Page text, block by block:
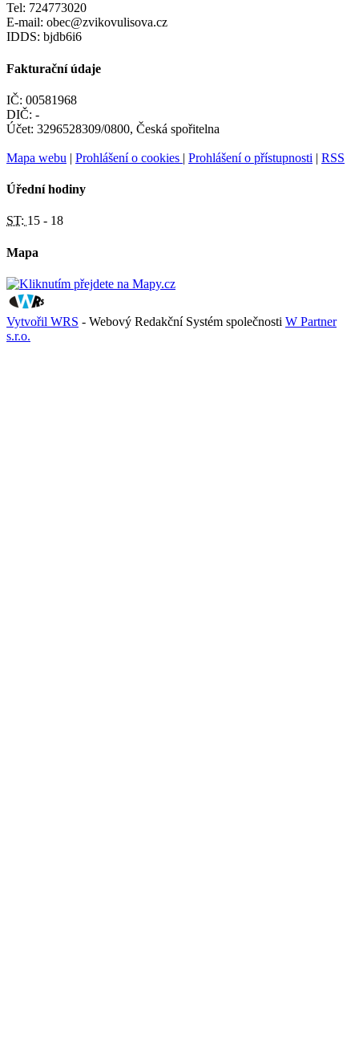
Tel: 724773020
E-mail: obec@zvikovulisova.cz
IDDS: bjdb6i6
Fakturační údaje
IČ: 00581968
DIČ: -
Účet: 3296528309/0800, Česká spořitelna
Mapa webu | Prohlášení o cookies | Prohlášení o přístupnosti | RSS
Úřední hodiny
ST: 15 - 18
Mapa
Vytvořil WRS - Webový Redakční Systém společnosti W Partner
s.r.o.